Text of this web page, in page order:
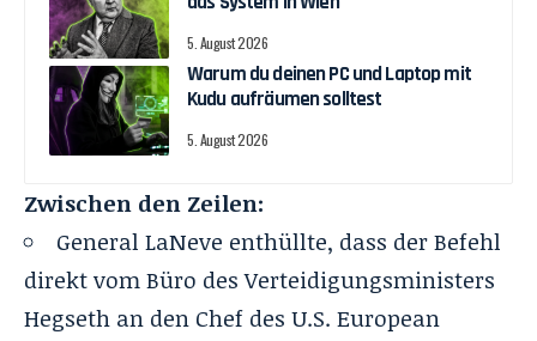
5. August 2026
Warum du deinen PC und Laptop mit
Kudu aufräumen solltest
5. August 2026
Zwischen den Zeilen:
General LaNeve enthüllte, dass der Befehl
direkt vom Büro des Verteidigungsministers
Hegseth an den Chef des U.S. European